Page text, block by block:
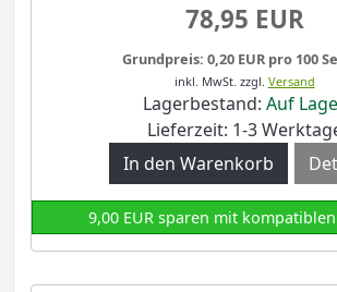
78,95 EUR
Grundpreis: 0,20 EUR pro 100
inkl. MwSt. zzgl. Versand
Lagerbestand: Auf
Lieferzeit: 1-3
9,00 EUR sparen mit